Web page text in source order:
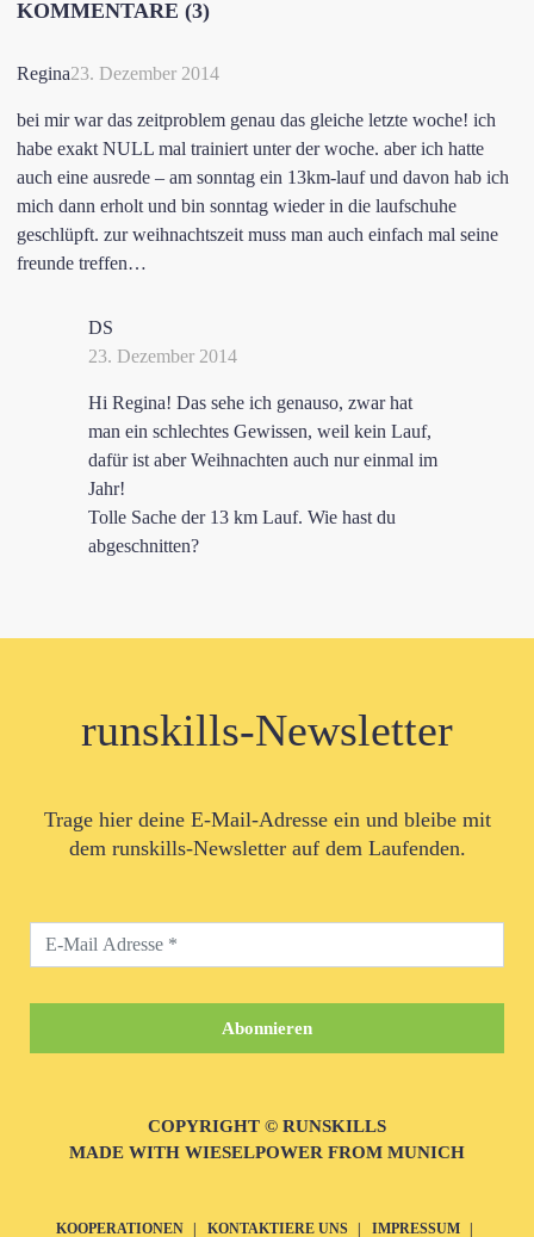
KOMMENTARE (3)
Regina23. Dezember 2014
bei mir war das zeitproblem genau das gleiche letzte woche! ich
habe exakt NULL mal trainiert unter der woche. aber ich hatte
auch eine ausrede – am sonntag ein 13km-lauf und davon hab ich
mich dann erholt und bin sonntag wieder in die laufschuhe
geschlüpft. zur weihnachtszeit muss man auch einfach mal seine
freunde treffen…
DS
23. Dezember 2014
Hi Regina! Das sehe ich genauso, zwar hat
man ein schlechtes Gewissen, weil kein Lauf,
dafür ist aber Weihnachten auch nur einmal im
Jahr!
Tolle Sache der 13 km Lauf. Wie hast du
abgeschnitten?
runskills-Newsletter
Trage hier deine E-Mail-Adresse ein und bleibe mit
dem runskills-Newsletter auf dem Laufenden.
COPYRIGHT © RUNSKILLS
MADE WITH WIESELPOWER FROM MUNICH
KOOPERATIONEN KONTAKTIERE UNS IMPRESSUM